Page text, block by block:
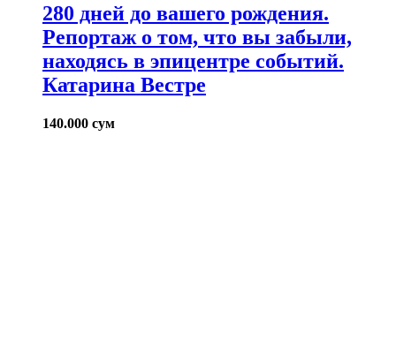
280 дней до вашего рождения.
Репортаж о том, что вы забыли,
находясь в эпицентре событий.
Катарина Вестре
140.000 сум